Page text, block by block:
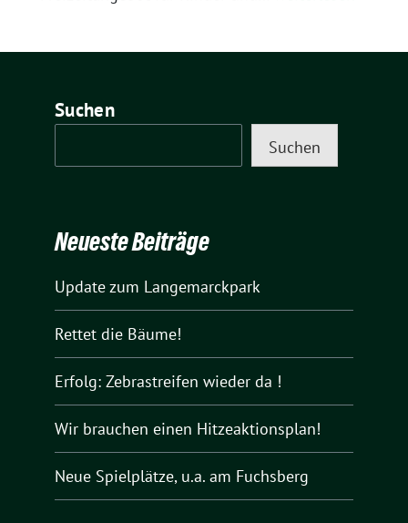
Suchen
Suchen
Neueste Beiträge
Update zum Langemarckpark
Rettet die Bäume!
Erfolg: Zebrastreifen wieder da !
Wir brauchen einen Hitzeaktionsplan!
Neue Spielplätze, u.a. am Fuchsberg